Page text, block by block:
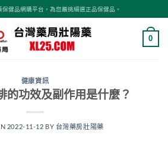
保健品網購平台，為您嚴挑細選正品保健品。
0
健康資訊
的功效及副作用是什麼？
2022-11-12 BY 台灣藥房壯陽藥